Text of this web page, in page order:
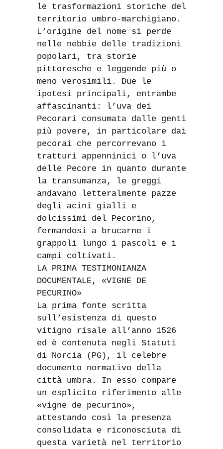
le trasformazioni storiche del
territorio umbro-marchigiano.
L’origine del nome si perde
nelle nebbie delle tradizioni
popolari, tra storie
pittoresche e leggende più o
meno verosimili. Due le
ipotesi principali, entrambe
affascinanti: l’uva dei
Pecorari consumata dalle genti
più povere, in particolare dai
pecorai che percorrevano i
tratturi appenninici o l’uva
delle Pecore in quanto durante
la transumanza, le greggi
andavano letteralmente pazze
degli acini gialli e
dolcissimi del Pecorino,
fermandosi a brucarne i
grappoli lungo i pascoli e i
campi coltivati.
LA PRIMA TESTIMONIANZA
DOCUMENTALE, «VIGNE DE
PECURINO»
La prima fonte scritta
sull’esistenza di questo
vitigno risale all’anno 1526
ed è contenuta negli Statuti
di Norcia (PG), il celebre
documento normativo della
città umbra. In esso compare
un esplicito riferimento alle
«vigne de pecurino»,
attestando così la presenza
consolidata e riconosciuta di
questa varietà nel territorio